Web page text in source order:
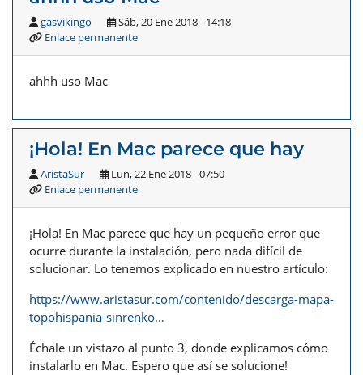
gasvikingo
Sáb, 20 Ene 2018 - 14:18
Enlace permanente
ahhh uso Mac
¡Hola! En Mac parece que hay
AristaSur
Lun, 22 Ene 2018 - 07:50
Enlace permanente
¡Hola! En Mac parece que hay un pequeño error que
ocurre durante la instalación, pero nada difícil de
solucionar. Lo tenemos explicado en nuestro artículo:
https://www.aristasur.com/contenido/descarga-mapa-
topohispania-sinrenko…
Échale un vistazo al punto 3, donde explicamos cómo
instalarlo en Mac. Espero que así se solucione!